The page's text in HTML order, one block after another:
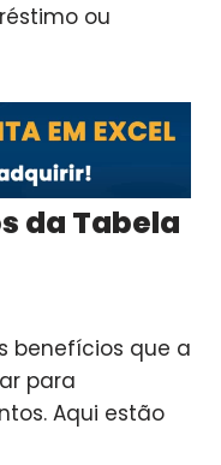
ou
da Tabela
benefícios que a
para
Aqui estão